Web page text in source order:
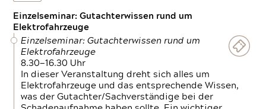
Einzelseminar: Gutachterwissen rund um
Elektrofahrzeuge
Einzelseminar: Gutachterwissen rund um
Elektrofahrzeuge
8.30—16.30 Uhr
In dieser Veranstaltung dreht sich alles um
Elektrofahrzeuge und das entsprechende Wissen,
was der Gutachter/Sachverständige bei der